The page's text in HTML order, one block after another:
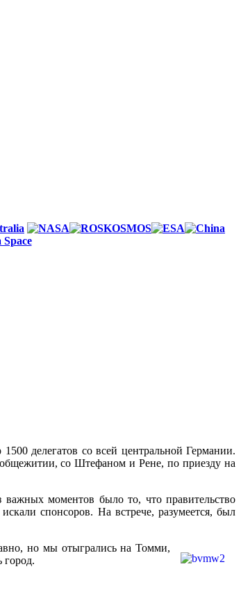
делегатов со всей центральной Германии.
со Штефаном и Рене, по приезду на
моментов было то, что правительство
спонсоров. На встрече, разумеется, был
но мы отыгрались на Томми,
город.